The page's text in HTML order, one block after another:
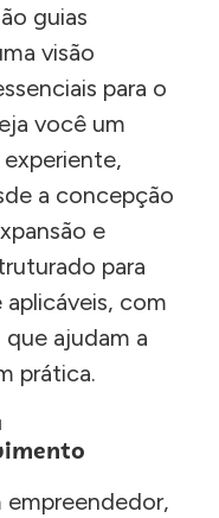
guias
visão
para o
você um
a concepção
e
para
com
ajudam a
prática.
empreendedor,